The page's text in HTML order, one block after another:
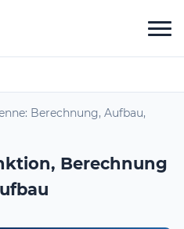
Berechnung, Aufbau,
Berechnung